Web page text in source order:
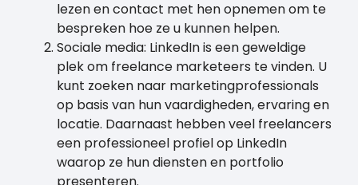
lezen en contact met hen opnemen om te
bespreken hoe ze u kunnen helpen.
Sociale media: LinkedIn is een geweldige
plek om freelance marketeers te vinden. U
kunt zoeken naar marketingprofessionals
op basis van hun vaardigheden, ervaring en
locatie. Daarnaast hebben veel freelancers
een professioneel profiel op LinkedIn
waarop ze hun diensten en portfolio